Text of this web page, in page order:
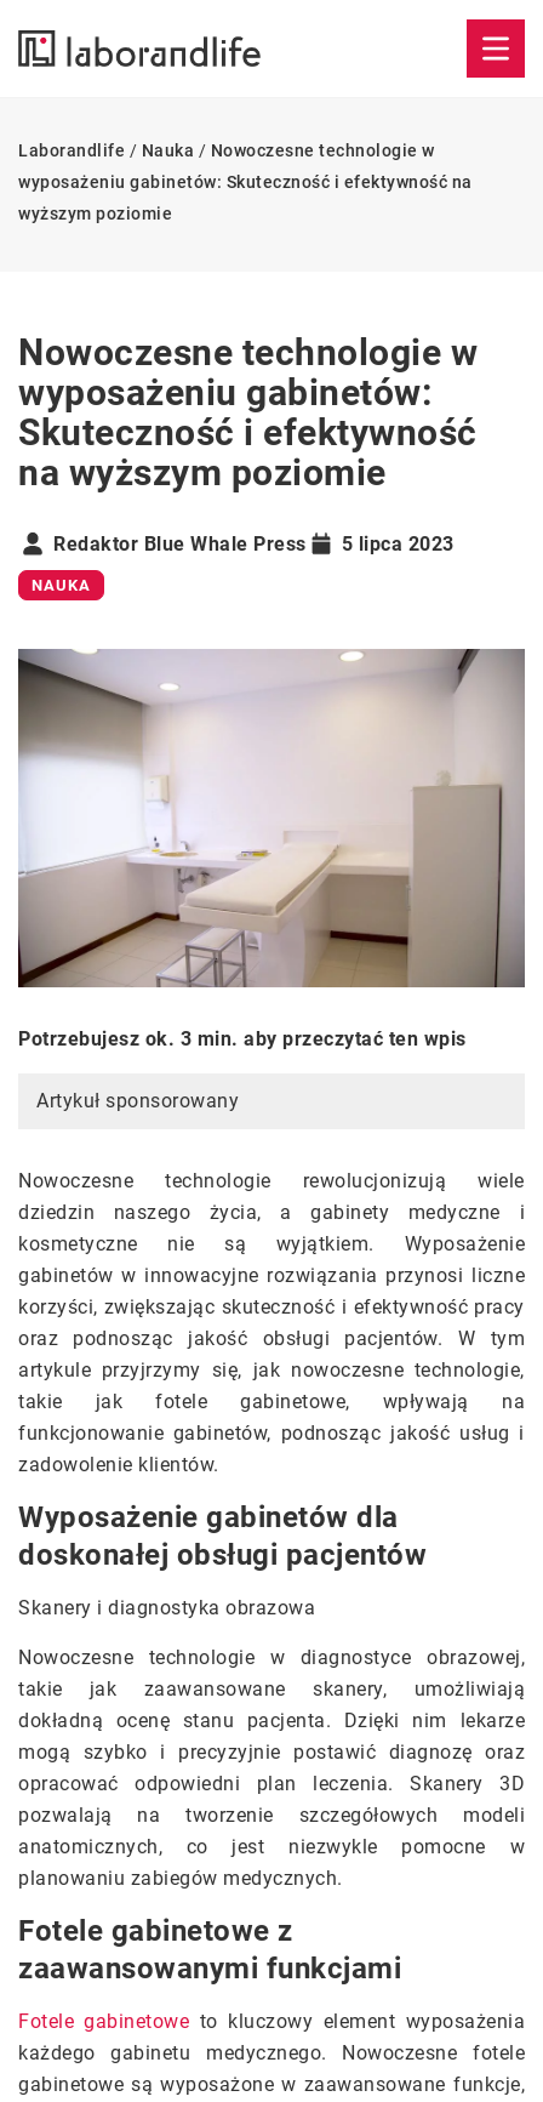
Laborandlife / Nauka / Nowoczesne technologie w
wyposażeniu gabinetów: Skuteczność i efektywność na
wyższym poziomie
Nowoczesne technologie w
wyposażeniu gabinetów:
Skuteczność i efektywność
na wyższym poziomie
Redaktor Blue Whale Press 5 lipca 2023
NAUKA
Potrzebujesz ok. 3 min. aby przeczytać ten wpis
Artykuł sponsorowany
Nowoczesne technologie rewolucjonizują wiele
dziedzin naszego życia, a gabinety medyczne i
kosmetyczne nie są wyjątkiem. Wyposażenie
gabinetów w innowacyjne rozwiązania przynosi liczne
korzyści, zwiększając skuteczność i efektywność pracy
oraz podnosząc jakość obsługi pacjentów. W tym
artykule przyjrzymy się, jak nowoczesne technologie,
takie jak fotele gabinetowe, wpływają na
funkcjonowanie gabinetów, podnosząc jakość usług i
zadowolenie klientów.
Wyposażenie gabinetów dla
doskonałej obsługi pacjentów
Skanery i diagnostyka obrazowa
Nowoczesne technologie w diagnostyce obrazowej,
takie jak zaawansowane skanery, umożliwiają
dokładną ocenę stanu pacjenta. Dzięki nim lekarze
mogą szybko i precyzyjnie postawić diagnozę oraz
opracować odpowiedni plan leczenia. Skanery 3D
pozwalają na tworzenie szczegółowych modeli
anatomicznych, co jest niezwykle pomocne w
planowaniu zabiegów medycznych.
Fotele gabinetowe z
zaawansowanymi funkcjami
Fotele gabinetowe to kluczowy element wyposażenia
każdego gabinetu medycznego. Nowoczesne fotele
gabinetowe są wyposażone w zaawansowane funkcje,